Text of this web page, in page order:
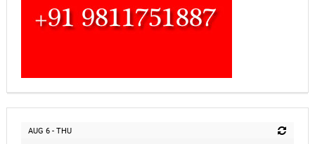
AUG 6 - THU